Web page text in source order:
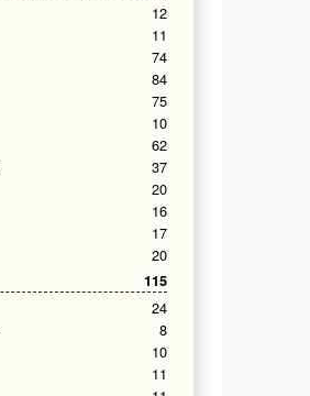
12
11
74
84
75
10
62
37
20
16
17
20
115
24
8
10
11